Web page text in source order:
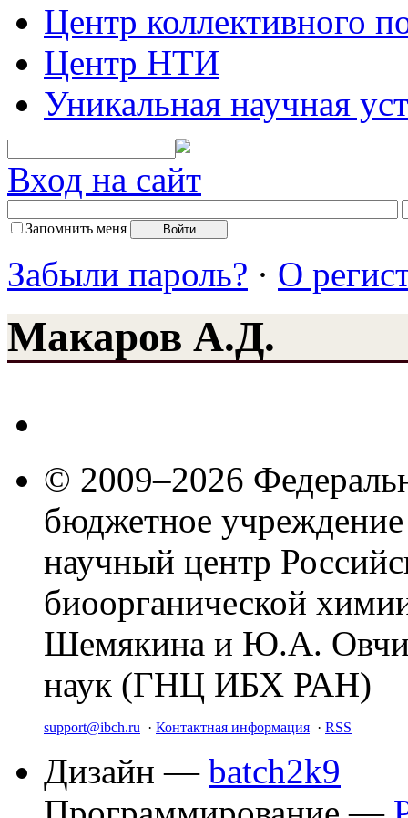
Центр коллективного
Центр НТИ
Уникальная научная
Вход на сайт
Запомнить меня
Забыли пароль? · О
Макаров А.Д.
© 2009–2026
бюджетное
научный центр
биоорганической
Шемякина и Ю.А.
наук (ГНЦ ИБХ РАН)
support@ibch.ru · Контактная информация · RSS
Дизайн — batch2k9